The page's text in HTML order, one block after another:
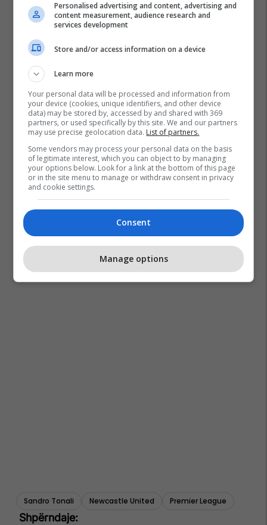
Sandro Tonali Newcastle United Premier League
Personalised advertising and content, advertising and
content measurement, audience research and
services development
Store and/or access information on a device
Learn more
Your personal data will be processed and information from
your device (cookies, unique identifiers, and other device
data) may be stored by, accessed by and shared with 369
partners, or used specifically by this site. We and our partners
may use precise geolocation data. List of partners.
Some vendors may process your personal data on the basis
of legitimate interest, which you can object to by managing
your options below. Look for a link at the bottom of this page
or in the site menu to manage or withdraw consent in privacy
and cookie settings.
Consent
Manage options